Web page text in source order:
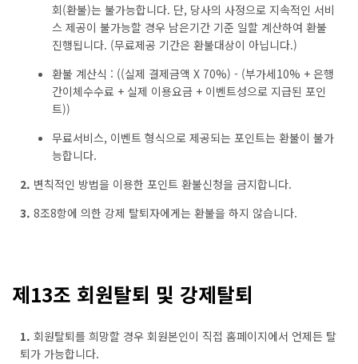
회(환불)는 불가능합니다. 단, 당사의 사정으로 지속적인 서비
스 제공이 불가능할 경우 남은기간 기준 일할 계산하여 환불
진행됩니다. (무료제공 기간은 환불대상이 아닙니다.)
환불 계산식 : ((실제 결제금액 X 70%) - (부가세10% + 은행
간이체수수료 + 실제 이용요금 + 이벤트성으로 지급된 포인
트))
무료서비스, 이벤트 형식으로 제공되는 포인트는 환불이 불가
능합니다.
2. 변칙적인 방법을 이용한 포인트 환불신청을 금지합니다.
3. 8조8항에 의한 강제 탈퇴자에게는 환불을 하지 않습니다.
제13조 회원탈퇴 및 강제탈퇴
1. 회원탈퇴를 희망할 경우 회원본인이 직접 홈페이지에서 언제든 탈
퇴가 가능합니다.